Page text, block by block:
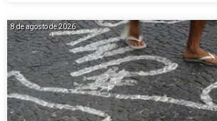
8 de agosto de 2026